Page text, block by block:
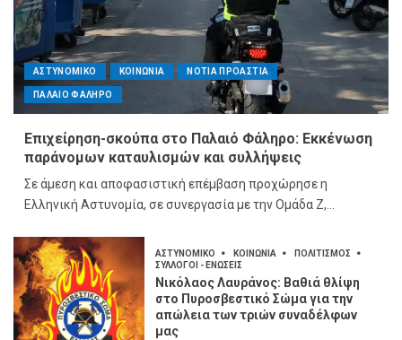
ΑΣΤΥΝΟΜΙΚΟ ΚΟΙΝΩΝΙΑ ΝΟΤΙΑ ΠΡΟΑΣΤΙΑ
ΠΑΛΑΙΟ ΦΑΛΗΡΟ
Επιχείρηση-σκούπα στο Παλαιό Φάληρο: Εκκένωση
παράνομων καταυλισμών και συλλήψεις
Σε άμεση και αποφασιστική επέμβαση προχώρησε η
Ελληνική Αστυνομία, σε συνεργασία με την Ομάδα Ζ,...
ΑΣΤΥΝΟΜΙΚΟ ΚΟΙΝΩΝΙΑ
ΠΟΛΙΤΙΣΜΟΣ
ΣΥΛΛΟΓΟΙ - ΕΝΩΣΕΙΣ
Νικόλαος Λαυράνος: Βαθιά θλίψη
στο Πυροσβεστικό Σώμα για την
απώλεια των τριών συναδέλφων
μας